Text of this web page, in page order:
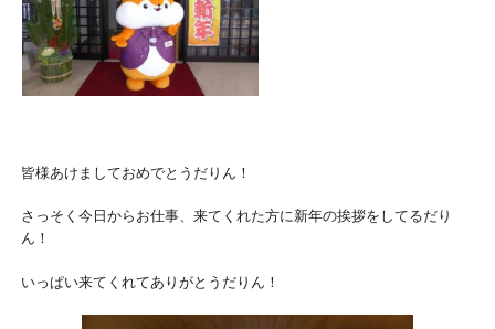
皆様あけましておめでとうだりん！
さっそく今日からお仕事、来てくれた方に新年の挨拶をしてるだり
ん！
いっぱい来てくれてありがとうだりん！